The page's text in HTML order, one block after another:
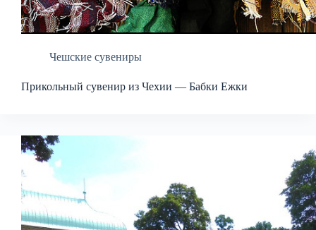
Чешские сувениры
Прикольный сувенир из Чехии — Бабки Ежки